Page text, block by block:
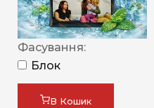
Фасування:
Блок
В Кошик